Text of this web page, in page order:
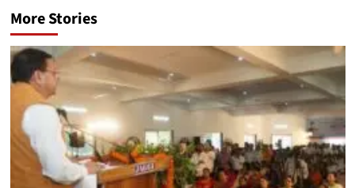
More Stories